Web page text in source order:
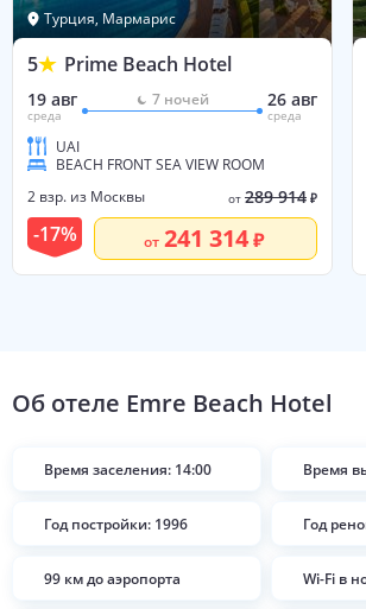
Турция, Мармарис
5 Prime Beach Hotel
19 авг
среда
7 ночей 26 авг
среда
UAI
BEACH FRONT SEA VIEW ROOM
2 взр. из Москвы
от 289 914 ₽
-17% от 241 314
Об отеле Emre Beach Hotel
Время заселения: 14:00 Время
Год постройки: 1996 Год
99 км до аэропорта Wi-Fi в